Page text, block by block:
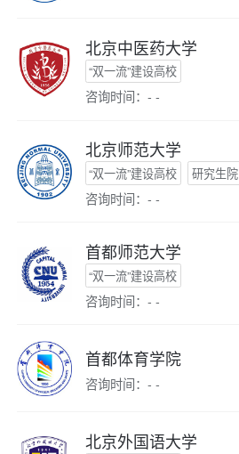
北京中医药大学
“双一流”建设高校
咨询时间：- -
北京师范大学
“双一流”建设高校 研究生院
咨询时间：- -
首都师范大学
“双一流”建设高校
咨询时间：- -
首都体育学院
咨询时间：- -
北京外国语大学